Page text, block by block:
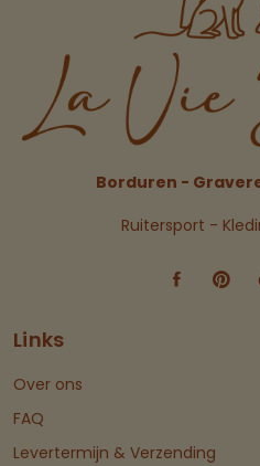
Borduren -
Ruitersport -
Links
Over ons
FAQ
Levertermijn & Verzending